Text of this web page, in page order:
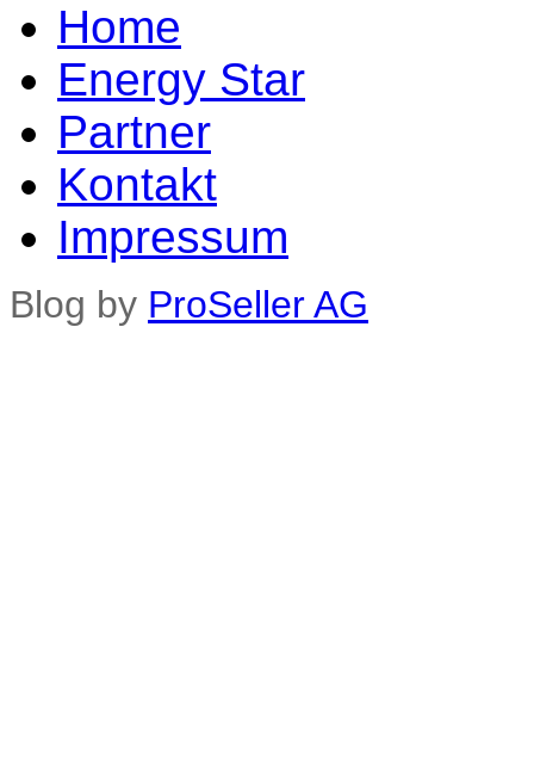
Home
Energy Star
Partner
Kontakt
Impressum
Blog by ProSeller AG